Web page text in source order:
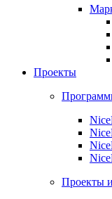
Проекты
Проекты